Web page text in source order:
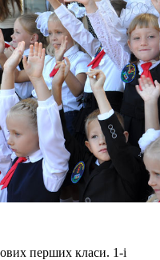
перших класи. 1-і